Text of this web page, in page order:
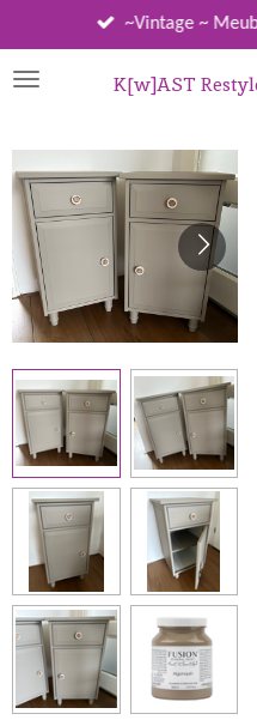
direct
naar
K[w]AST
~Vintage ~